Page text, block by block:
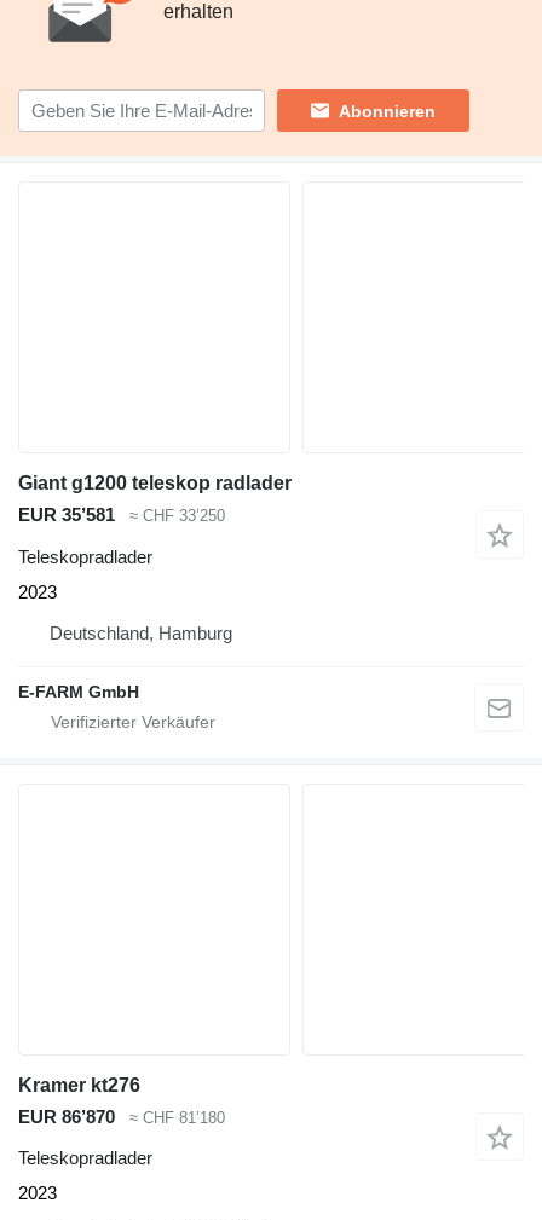
erhalten
Abonnieren
Giant g1200 teleskop radlader
EUR 35’581
≈ CHF 33’250
Teleskopradlader
2023
Deutschland, Hamburg
E-FARM GmbH
Kramer kt276
EUR 86’870
≈ CHF 81’180
Teleskopradlader
2023